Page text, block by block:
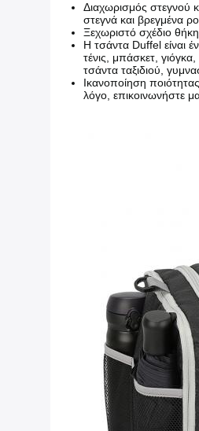
Διαχωρισμός στεγνού
στεγνά και βρεγμένα
Ξεχωριστό σχέδιο
Η τσάντα Duffel είναι
τένις, μπάσκετ,
τσάντα ταξιδιού,
Ικανοποίηση
λόγο, επικοινωνήστε